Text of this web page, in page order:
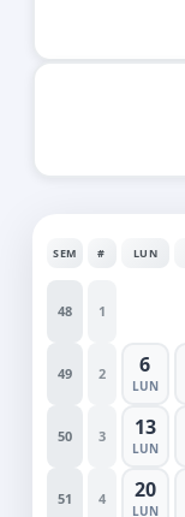
SEM # LUN
48 1
49 2 6
LUN
50 3 13
LUN
51 4 20
LUN